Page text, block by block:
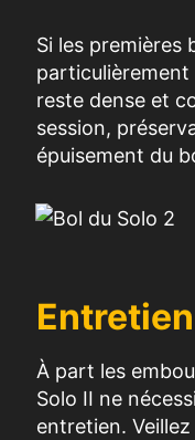
Si les premières
particulièrement
reste dense et
session,
épuisement du
Entretien
À part les
Solo II ne
entretien.